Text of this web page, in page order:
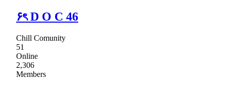
۶ৎ D O C 46
Chill Comunity
51
Online
2,306
Members